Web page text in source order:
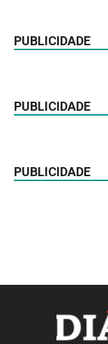
PUBLICIDADE
PUBLICIDADE
PUBLICIDADE